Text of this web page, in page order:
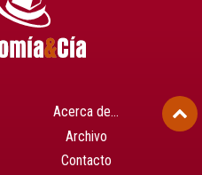
Acerca de…
Archivo
Contacto